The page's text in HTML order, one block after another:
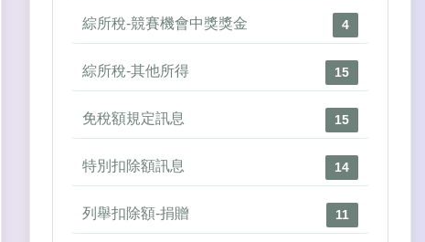
綜所稅-競賽機會中獎獎金 4
綜所稅-其他所得 15
免稅額規定訊息 15
特別扣除額訊息 14
列舉扣除額-捐贈 11